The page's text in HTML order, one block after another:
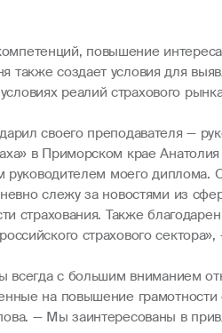
повышение
создает условия для
реалий страхового
своего преподавателя —
в Приморском крае
руководителем моего
слежу за новостями из
страхования. Также
страхового
всегда с большим вниманием
на повышение
— Мы заинтересованы в